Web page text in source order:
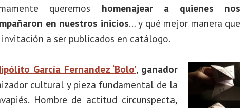
queremos homenajear a quienes nos
en nuestros inicios… y qué mejor manera que
invitación a ser publicados en catálogo.
García Fernandez ‘Bolo’, ganador
cultural y pieza fundamental de la
Hombre de actitud circunspecta,